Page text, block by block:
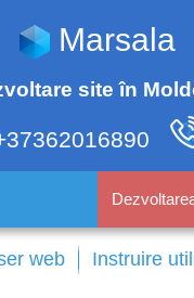
Marsala
site în
web Instruire